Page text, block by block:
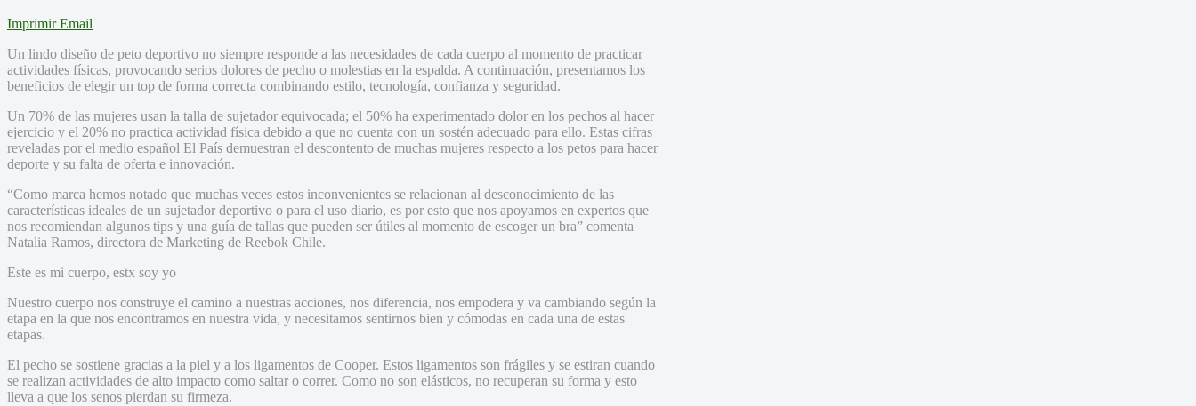
Imprimir Email
Un lindo diseño de peto deportivo no siempre responde a las necesidades de cada cuerpo al momento de practicar
actividades físicas, provocando serios dolores de pecho o molestias en la espalda. A continuación, presentamos los
beneficios de elegir un top de forma correcta combinando estilo, tecnología, confianza y seguridad.
Un 70% de las mujeres usan la talla de sujetador equivocada; el 50% ha experimentado dolor en los pechos al hacer
ejercicio y el 20% no practica actividad física debido a que no cuenta con un sostén adecuado para ello. Estas cifras
reveladas por el medio español El País demuestran el descontento de muchas mujeres respecto a los petos para hacer
deporte y su falta de oferta e innovación.
“Como marca hemos notado que muchas veces estos inconvenientes se relacionan al desconocimiento de las
características ideales de un sujetador deportivo o para el uso diario, es por esto que nos apoyamos en expertos que
nos recomiendan algunos tips y una guía de tallas que pueden ser útiles al momento de escoger un bra” comenta
Natalia Ramos, directora de Marketing de Reebok Chile.
Este es mi cuerpo, estx soy yo
Nuestro cuerpo nos construye el camino a nuestras acciones, nos diferencia, nos empodera y va cambiando según la
etapa en la que nos encontramos en nuestra vida, y necesitamos sentirnos bien y cómodas en cada una de estas
etapas.
El pecho se sostiene gracias a la piel y a los ligamentos de Cooper. Estos ligamentos son frágiles y se estiran cuando
se realizan actividades de alto impacto como saltar o correr. Como no son elásticos, no recuperan su forma y esto
lleva a que los senos pierdan su firmeza.